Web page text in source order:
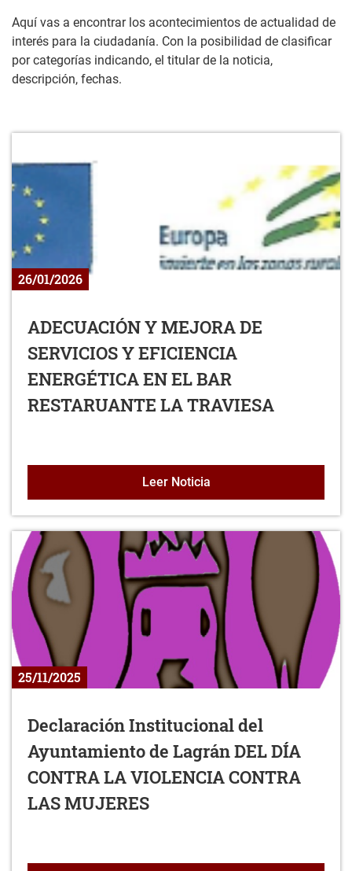
Aquí vas a encontrar los acontecimientos de actualidad de
interés para la ciudadanía. Con la posibilidad de clasificar
por categorías indicando, el titular de la noticia,
descripción, fechas.
26/01/2026
ADECUACIÓN Y MEJORA DE
SERVICIOS Y EFICIENCIA
ENERGÉTICA EN EL BAR
RESTARUANTE LA TRAVIESA
Leer NoticiaADECUACIÓN Y
25/11/2025
Declaración Institucional del
Ayuntamiento de Lagrán DEL DÍA
CONTRA LA VIOLENCIA CONTRA
LAS MUJERES